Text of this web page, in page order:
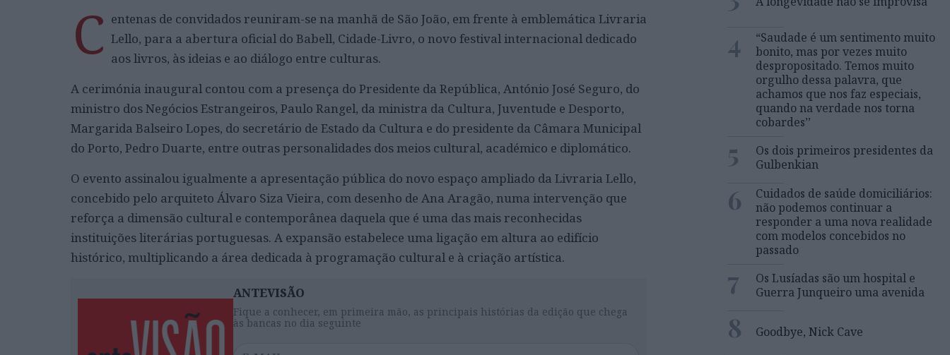
C entenas de convidados reuniram-se na manhã de São João, em frente à emblemática Livraria
Lello, para a abertura oficial do Babell, Cidade-Livro, o novo festival internacional dedicado
aos livros, às ideias e ao diálogo entre culturas.
A cerimónia inaugural contou com a presença do Presidente da República, António José Seguro, do
ministro dos Negócios Estrangeiros, Paulo Rangel, da ministra da Cultura, Juventude e Desporto,
Margarida Balseiro Lopes, do secretário de Estado da Cultura e do presidente da Câmara Municipal
do Porto, Pedro Duarte, entre outras personalidades dos meios cultural, académico e diplomático.
O evento assinalou igualmente a apresentação pública do novo espaço ampliado da Livraria Lello,
concebido pelo arquiteto Álvaro Siza Vieira, com desenho de Ana Aragão, numa intervenção que
reforça a dimensão cultural e contemporânea daquela que é uma das mais reconhecidas
instituições literárias portuguesas. A expansão estabelece uma ligação em altura ao edifício
histórico, multiplicando a área dedicada à programação cultural e à criação artística.
ANTEVISÃO
Fique a conhecer, em primeira mão, as principais histórias da edição que chega
às bancas no dia seguinte
4
“Saudade é um sentimento muito
bonito, mas por vezes muito
despropositado. Temos muito
orgulho dessa palavra, que
achamos que nos faz especiais,
quando na verdade nos torna
cobardes’’
5
Os dois primeiros presidentes da
Gulbenkian
6
Cuidados de saúde domiciliários:
não podemos continuar a
responder a uma nova realidade
com modelos concebidos no
passado
7
Os Lusíadas são um hospital e
Guerra Junqueiro uma avenida
8 Goodbye, Nick Cave